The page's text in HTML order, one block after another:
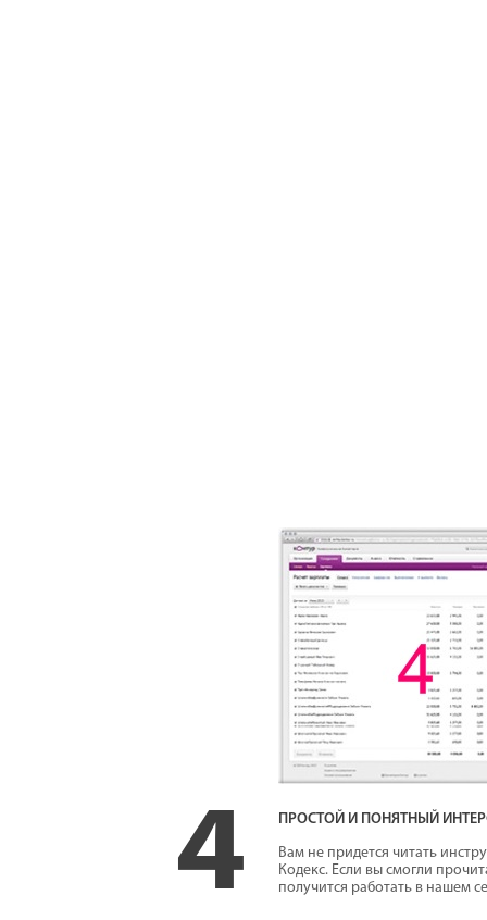
4 ПРОСТОЙ И ПОНЯТНЫЙ
Вам не придется читать
Кодекс. Если вы смогли
получится работать в нашем